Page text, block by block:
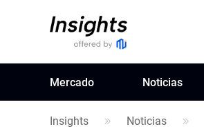
Mercado Noticias
Insights Noticias